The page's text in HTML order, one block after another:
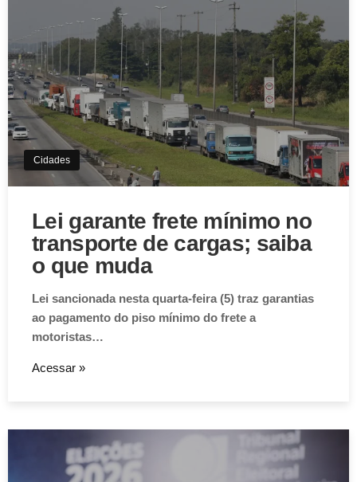
Cidades
Lei garante frete mínimo no
transporte de cargas; saiba
o que muda
Lei sancionada nesta quarta-feira (5) traz garantias
ao pagamento do piso mínimo do frete a
motoristas…
Acessar »